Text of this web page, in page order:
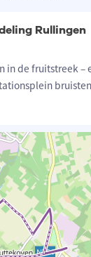
Rullingen
in de fruitstreek –